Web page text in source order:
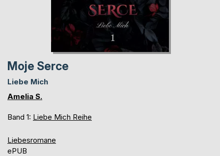
Moje Serce
Liebe Mich
Amelia S.
Band 1: Liebe Mich Reihe
Liebesromane
ePUB